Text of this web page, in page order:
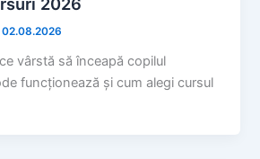
02.08.2026
vârstă să înceapă copilul
funcționează și cum alegi cursul